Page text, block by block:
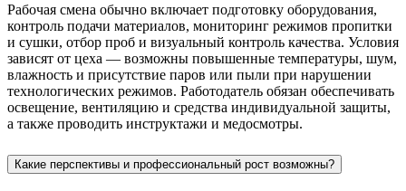
Рабочая смена обычно включает подготовку оборудования,
контроль подачи материалов, мониторинг режимов пропитки
и сушки, отбор проб и визуальный контроль качества. Условия
зависят от цеха — возможны повышенные температуры, шум,
влажность и присутствие паров или пыли при нарушении
технологических режимов. Работодатель обязан обеспечивать
освещение, вентиляцию и средства индивидуальной защиты,
а также проводить инструктажи и медосмотры.
Какие перспективы и профессиональный рост возможны?